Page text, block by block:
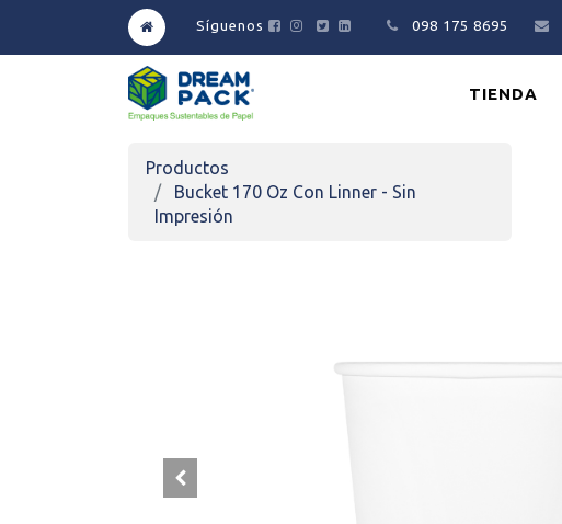
Síguenos 098 175 8695
TIENDA
Productos
Bucket 170 Oz Con Linner - Sin
Impresión